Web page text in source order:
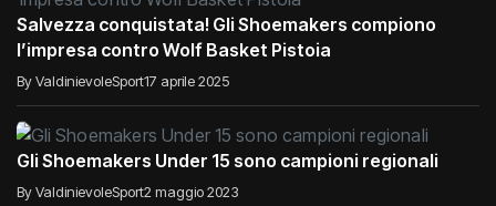
Salvezza conquistata! Gli Shoemakers compiono
l’impresa contro Wolf Basket Pistoia
By ValdinievoleSport17 aprile 2025
Gli Shoemakers Under 15 sono campioni regionali
By ValdinievoleSport2 maggio 2023